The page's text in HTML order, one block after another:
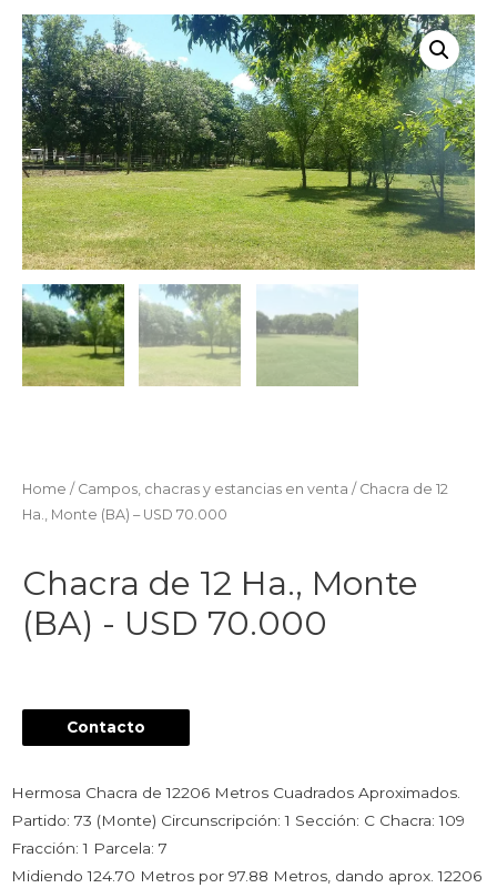
Home / Campos, chacras y estancias en venta / Chacra de 12
Ha., Monte (BA) – USD 70.000
Chacra de 12 Ha., Monte
(BA) - USD 70.000
Contacto
Hermosa Chacra de 12206 Metros Cuadrados Aproximados.
Partido: 73 (Monte) Circunscripción: 1 Sección: C Chacra: 109
Fracción: 1 Parcela: 7
Midiendo 124.70 Metros por 97.88 Metros, dando aprox. 12206